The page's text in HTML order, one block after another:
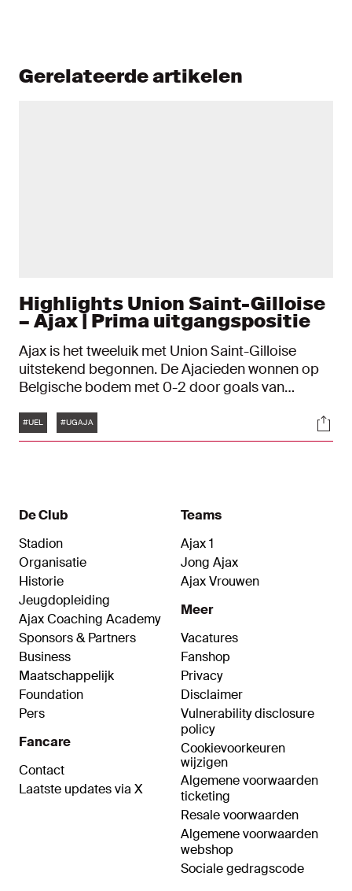
Gerelateerde artikelen
Highlights Union Saint-Gilloise
– Ajax | Prima uitgangspositie
Ajax is het tweeluik met Union Saint-Gilloise
uitstekend begonnen. De Ajacieden wonnen op
Belgische bodem met 0-2 door goals van
week is de return in de Johan Cruijff ArenA.
Tags
#UEL #UGAJA
De Club
Stadion
Organisatie
Historie
Jeugdopleiding
Ajax Coaching Academy
Sponsors & Partners
Business
Maatschappelijk
Foundation
Pers
Fancare
Contact
Laatste updates via X
Teams
Ajax 1
Jong Ajax
Ajax Vrouwen
Meer
Vacatures
Fanshop
Privacy
Disclaimer
Vulnerability disclosure
policy
Cookievoorkeuren
wijzigen
Algemene voorwaarden
ticketing
Resale voorwaarden
Algemene voorwaarden
webshop
Sociale gedragscode